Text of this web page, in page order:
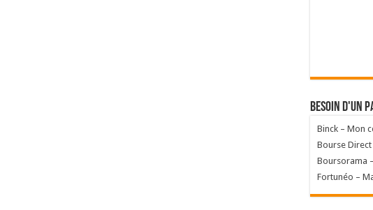
Besoin d'un
Binck – Mon
Bourse
Boursorama
Fortunéo –